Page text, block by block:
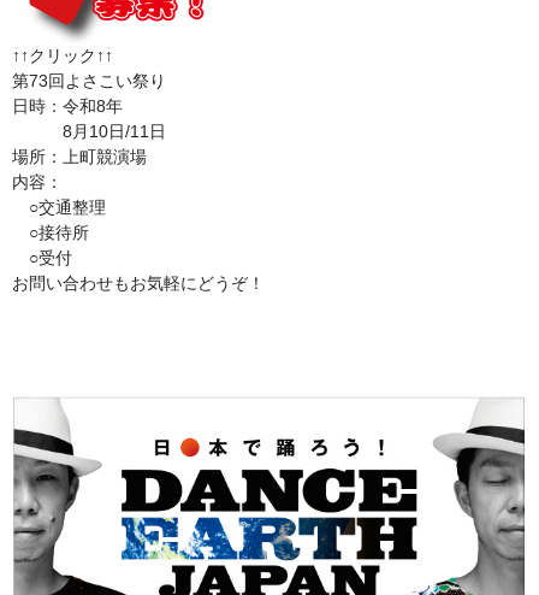
↑↑クリック↑↑
第73回よさこい祭り
日時：令和8年
8月10日/11日
場所：上町競演場
内容：
○交通整理
○接待所
○受付
お問い合わせもお気軽にどうぞ！